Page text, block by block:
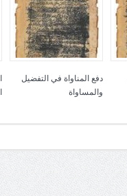
دفع المناواة في التفضيل
والمساواة